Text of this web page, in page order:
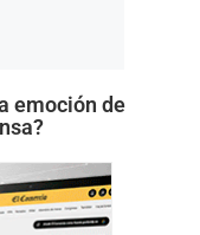
emoción de